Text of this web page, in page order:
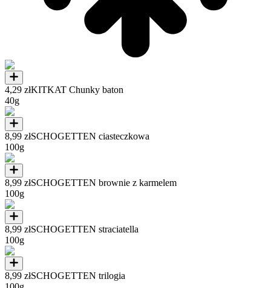
4,29 złKITKAT Chunky baton
40g
8,99 złSCHOGETTEN ciasteczkowa
100g
8,99 złSCHOGETTEN brownie z karmelem
100g
8,99 złSCHOGETTEN straciatella
100g
8,99 złSCHOGETTEN trilogia